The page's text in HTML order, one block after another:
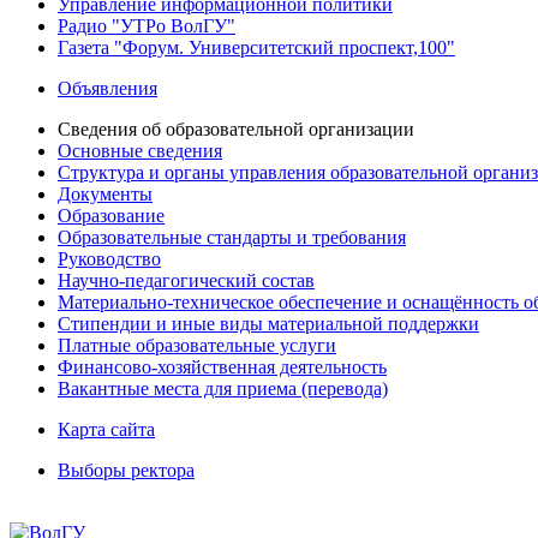
Управление информационной политики
Радио "УТРо ВолГУ"
Газета "Форум. Университетский проспект,100"
Объявления
Сведения об образовательной организации
Основные сведения
Структура и органы управления образовательной
Документы
Образование
Образовательные стандарты и требования
Руководство
Научно-педагогический состав
Материально-техническое обеспечение и оснащённость
Стипендии и иные виды материальной поддержки
Платные образовательные услуги
Финансово-хозяйственная деятельность
Вакантные места для приема (перевода)
Карта сайта
Выборы ректора